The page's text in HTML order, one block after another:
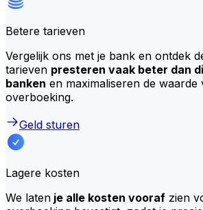
Betere tarieven
Vergelijk ons met je bank en ontdek
tarieven presteren vaak beter dan
banken en maximaliseren de waarde
overboeking.
Geld sturen
Lagere kosten
We laten je alle kosten vooraf zien